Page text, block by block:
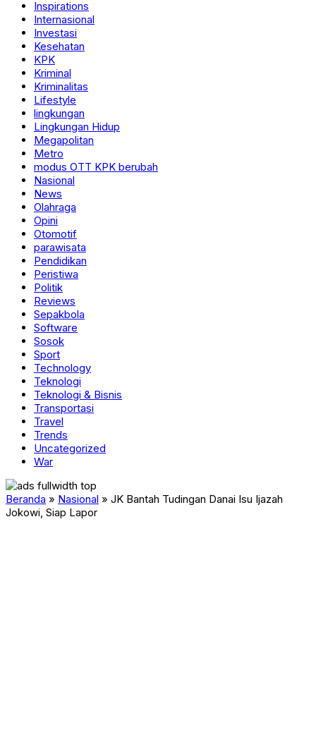
Inspirations
Internasional
Investasi
Kesehatan
KPK
Kriminal
Kriminalitas
Lifestyle
lingkungan
Lingkungan Hidup
Megapolitan
Metro
modus OTT KPK berubah
Nasional
News
Olahraga
Opini
Otomotif
parawisata
Pendidikan
Peristiwa
Politik
Reviews
Sepakbola
Software
Sosok
Sport
Technology
Teknologi
Teknologi & Bisnis
Transportasi
Travel
Trends
Uncategorized
War
Beranda » Nasional » JK Bantah Tudingan Danai Isu Ijazah
Jokowi, Siap Lapor